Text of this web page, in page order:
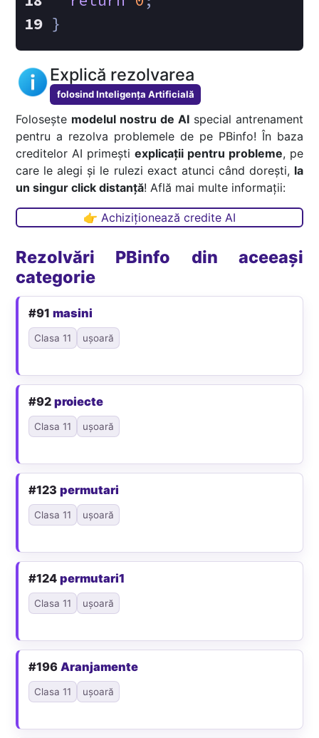
}
Explică rezolvarea
folosind Inteligența Artificială
Folosește modelul nostru de AIspecial antrenament
pentru a rezolva problemele de pe PBinfo! În baza
creditelor AI primești explicații pentru probleme, pe
care le alegi și le rulezi exact atunci când dorești, la
un singur click distanță! Află mai multe informații:
👉 Achiziționează credite AI
Rezolvări PBinfo din aceeași
categorie
#91masini
Clasa 11 ușoară
#92proiecte
Clasa 11 ușoară
#123permutari
Clasa 11 ușoară
#124permutari1
Clasa 11 ușoară
#196Aranjamente
Clasa 11 ușoară